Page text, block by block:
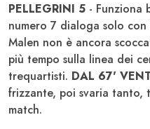
PELLEGRINI 5 - Funziona
numero 7 dialoga solo
Malen non è ancora
più tempo sulla linea dei
trequartisti. DAL 67'
frizzante, poi svaria tanto,
match.